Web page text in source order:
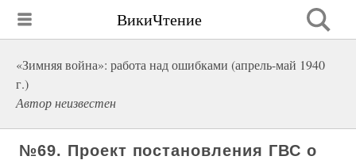
ВикиЧтение
«Зимняя война»: работа над ошибками (апрель-май 1940
г.)
Автор неизвестен
№69. Проект постановления ГВС о